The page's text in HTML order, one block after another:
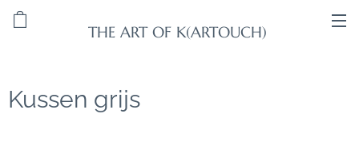
THE ART OF K(ARTOUCH)
Kussen grijs